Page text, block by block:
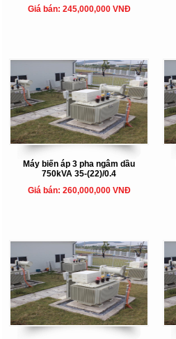
Giá bán: 245,000,000 VNĐ
Máy biến áp 3 pha ngâm dầu
750kVA 35-(22)/0.4
Giá bán: 260,000,000 VNĐ